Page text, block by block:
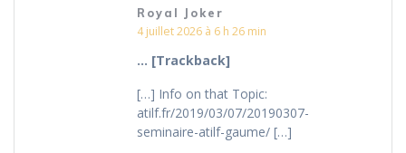
Royal Joker
4 juillet 2026 à 6 h 26 min
… [Trackback]
[…] Info on that Topic:
atilf.fr/2019/03/07/20190307-
seminaire-atilf-gaume/ […]